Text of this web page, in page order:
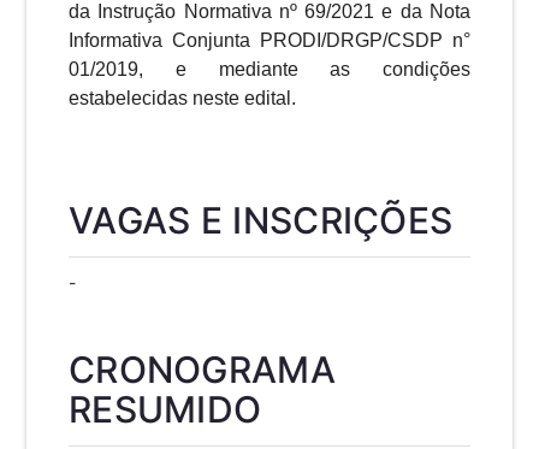
da Instrução Normativa nº 69/2021 e da Nota
Informativa Conjunta PRODI/DRGP/CSDP n°
01/2019, e mediante as condições
estabelecidas neste edital.
VAGAS E INSCRIÇÕES
-
CRONOGRAMA
RESUMIDO